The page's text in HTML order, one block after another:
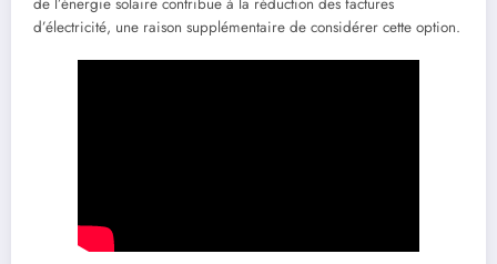
d’électricité, une raison supplémentaire de considérer cette option.